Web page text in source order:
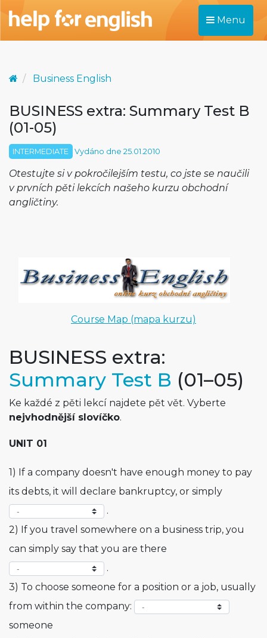
Menu
Business English
BUSINESS extra: Summary Test B
(01-05)
INTERMEDIATE Vydáno dne 25.01.2010
Otestujte si v pokročilejším testu, co jste se naučili
v prvních pěti lekcích našeho kurzu obchodní
angličtiny.
Course Map (mapa kurzu)
BUSINESS extra:
Summary Test B (01–05)
Ke každé z pěti lekcí najdete pět vět. Vyberte
nejvhodnější slovíčko.
UNIT 01
1) If a company doesn't have enough money to pay
its debts, it will declare bankruptcy, or simply
.
2) If you travel somewhere on a business trip, you
can simply say that you are there
.
3) To choose someone for a position or a job, usually
from within the company:
someone